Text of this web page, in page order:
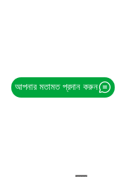
আপনার মতামত প্রদান করুন